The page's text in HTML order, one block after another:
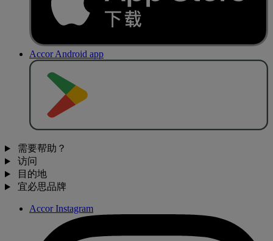
Accor Android app
需要帮助？
访问
目的地
宜必思品牌
Accor Instagram